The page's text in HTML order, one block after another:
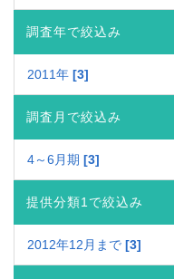
調査年で絞込み
2011年 3
調査月で絞込み
4～6月期 3
提供分類1で絞込み
2012年12月まで 3